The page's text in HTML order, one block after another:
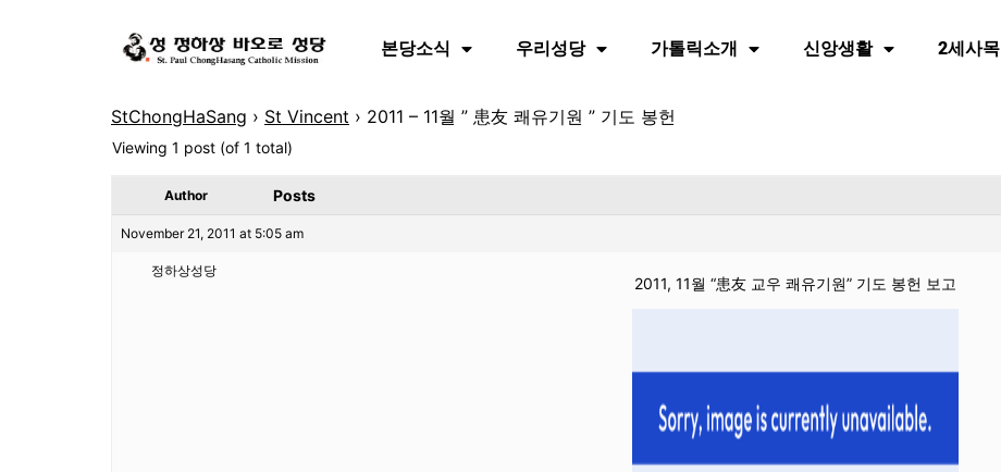
본당소식 우리성당 가톨릭소개 신앙생활 2세사목
StChongHaSang › St Vincent › 2011 – 11월 ” 患友 쾌유기원 ” 기도 봉헌
Viewing 1 post (of 1 total)
Author Posts
November 21, 2011 at 5:05 am
정하상성당
2011, 11월 “患友 교우 쾌유기원” 기도 봉헌 보고